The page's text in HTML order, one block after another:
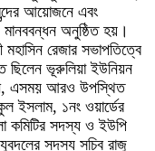
আয়োজনে এবং
মানববন্ধন অনুষ্ঠিত হয়।
মহাসিন রেজার সভাপতিত্বে
ছিলেন ভূরুলিয়া ইউনিয়ন
এসময় আরও উপস্থিত
ইসলাম, ১নং ওয়ার্ডের
কমিটির সদস্য ও ইউপি
সদস্য সচিব রাজু